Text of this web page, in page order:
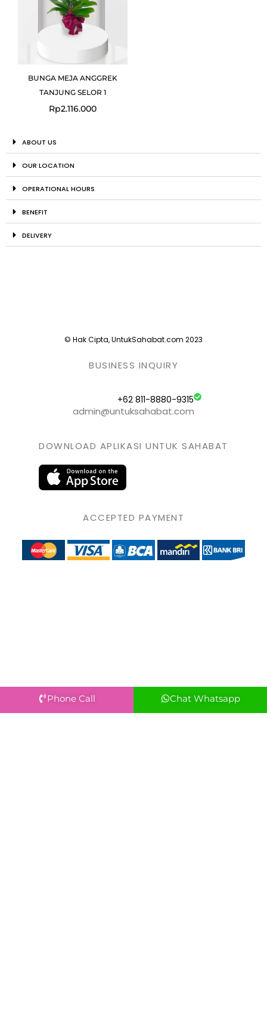
BUNGA MEJA ANGGREK
TANJUNG SELOR 1
Rp2.116.000
ABOUT US
OUR LOCATION
OPERATIONAL HOURS
BENEFIT
DELIVERY
© Hak Cipta, UntukSahabat.com 2023
BUSINESS INQUIRY
+62 811-8880-9315
admin@untuksahabat.com
DOWNLOAD APLIKASI UNTUK SAHABAT
ACCEPTED PAYMENT
Phone Call Chat Whatsapp